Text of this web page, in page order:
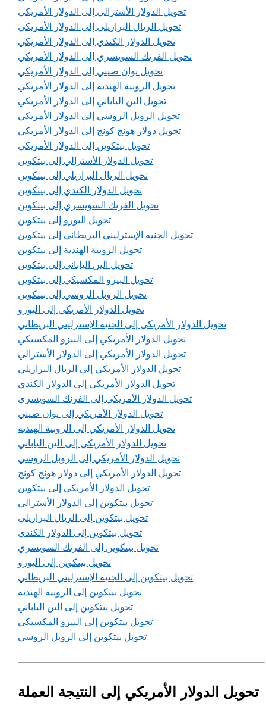
تحويل الدولار الأسترالي إلى الدولار الأمريكي
تحويل الريال البرازيلي إلى الدولار الأمريكي
تحويل الدولار الكندي إلى الدولار الأمريكي
تحويل الفرنك السويسري إلى الدولار الأمريكي
تحويل يوان صيني إلى الدولار الأمريكي
تحويل الروبية الهندية إلى الدولار الأمريكي
تحويل الين الياباني إلى الدولار الأمريكي
تحويل الروبل الروسي إلى الدولار الأمريكي
تحويل دولار هونج كونج إلى الدولار الأمريكي
تحويل بيتكوين إلى الدولار الأمريكي
تحويل الدولار الأسترالي إلى بيتكوين
تحويل الريال البرازيلي إلى بيتكوين
تحويل الدولار الكندي إلى بيتكوين
تحويل الفرنك السويسري إلى بيتكوين
تحويل اليورو إلى بيتكوين
تحويل الجنيه الإسترليني البريطاني إلى بيتكوين
تحويل الروبية الهندية إلى بيتكوين
تحويل الين الياباني إلى بيتكوين
تحويل البيزو المكسيكي إلى بيتكوين
تحويل الروبل الروسي إلى بيتكوين
تحويل الدولار الأمريكي إلى اليورو
تحويل الدولار الأمريكي إلى الجنيه الإسترليني البريطاني
تحويل الدولار الأمريكي إلى البيزو المكسيكي
تحويل الدولار الأمريكي إلى الدولار الأسترالي
تحويل الدولار الأمريكي إلى الريال البرازيلي
تحويل الدولار الأمريكي إلى الدولار الكندي
تحويل الدولار الأمريكي إلى الفرنك السويسري
تحويل الدولار الأمريكي إلى يوان صيني
تحويل الدولار الأمريكي إلى الروبية الهندية
تحويل الدولار الأمريكي إلى الين الياباني
تحويل الدولار الأمريكي إلى الروبل الروسي
تحويل الدولار الأمريكي إلى دولار هونج كونج
تحويل الدولار الأمريكي إلى بيتكوين
تحويل بيتكوين إلى الدولار الأسترالي
تحويل بيتكوين إلى الريال البرازيلي
تحويل بيتكوين إلى الدولار الكندي
تحويل بيتكوين إلى الفرنك السويسري
تحويل بيتكوين إلى اليورو
تحويل بيتكوين إلى الجنيه الإسترليني البريطاني
تحويل بيتكوين إلى الروبية الهندية
تحويل بيتكوين إلى الين الياباني
تحويل بيتكوين إلى البيزو المكسيكي
تحويل بيتكوين إلى الروبل الروسي
تحويل الدولار الأمريكي إلى النتيجة العملة